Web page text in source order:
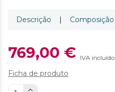
Descrição | Composição
769,00 € IVA incluído
Ficha de produto